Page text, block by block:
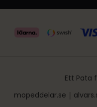
Ett Pata
mopeddelar.se |